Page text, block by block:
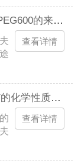
马石油PEG600，扬巴PEG600，乐天PEG600的来源及用途
查看详情
扬巴AEO7,巴斯夫AEO-7,马石油AEO7的化学性质及各方面用途
查看详情